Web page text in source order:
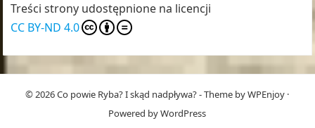
Treści strony udostępnione na licencji
CC BY-ND 4.0
© 2026Co powie Ryba? I skąd nadpływa?- Theme byWPEnjoy ·
Powered byWordPress